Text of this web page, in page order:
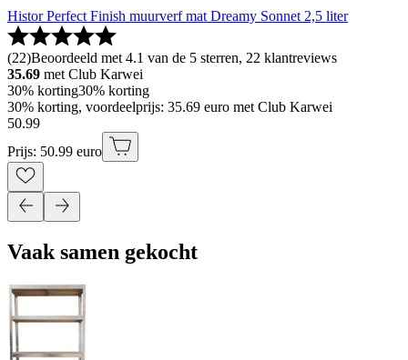
Histor Perfect Finish muurverf mat Dreamy Sonnet 2,5 liter
(22)Beoordeeld met 4.1 van de 5 sterren, 22 klantreviews
35.69 met Club Karwei
30% korting30% korting
30% korting, voordeelprijs: 35.69 euro met Club Karwei
50.99
Prijs: 50.99 euro
Vaak samen gekocht